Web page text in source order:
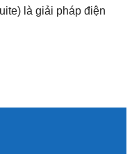
là giải pháp điện